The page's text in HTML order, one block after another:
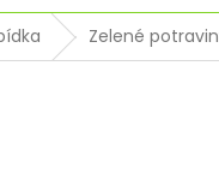
Zelené